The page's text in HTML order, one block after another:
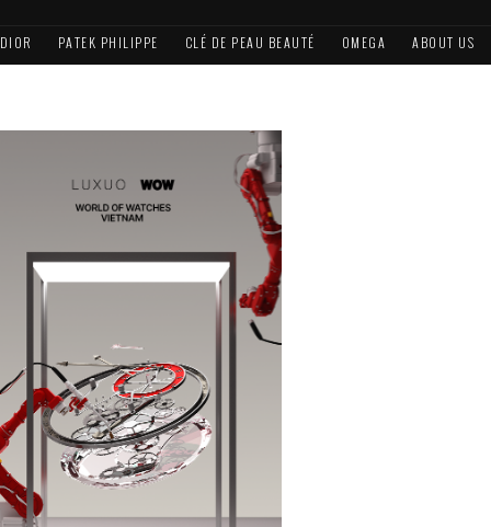
DIOR PATEK PHILIPPE CLÉ DE PEAU BEAUTÉ OMEGA ABOUT US